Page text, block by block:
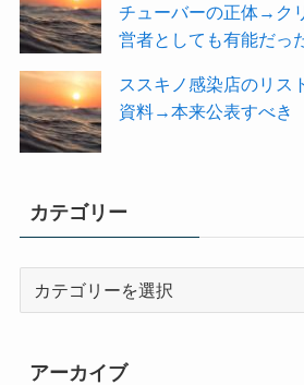
チューバーの正体→ク
営者としても有能だっ
ススキノ感染店のリ
資料→本来公表すべき
カテゴリー
リ
アーカイブ